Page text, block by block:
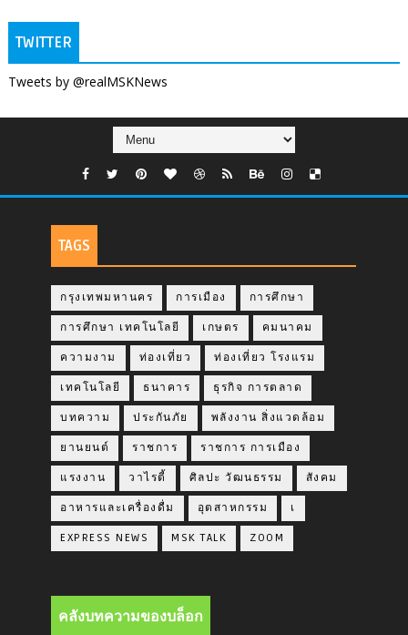
TWITTER
Tweets by @realMSKNews
TAGS
กรุงเทพมหานคร การเมือง การศึกษา
การศึกษา เทคโนโลยี เกษตร คมนาคม
ความงาม ท่องเที่ยว ท่องเที่ยว โรงแรม
เทคโนโลยี ธนาคาร ธุรกิจ การตลาด
บทความ ประกันภัย พลังงาน สิ่งแวดล้อม
ยานยนต์ ราชการ ราชการ การเมือง
แรงงาน วาไรตี้ ศิลปะ วัฒนธรรม สังคม
อาหารและเครื่องดื่ม อุตสาหกรรม เ
EXPRESS NEWS MSK TALK ZOOM
คลังบทความของบล็อก